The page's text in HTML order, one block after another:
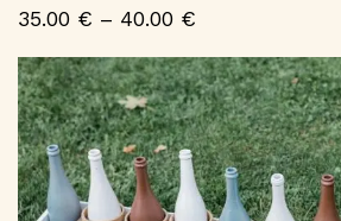
35.00 € – 40.00 €
35.00 €
through
40.00 €